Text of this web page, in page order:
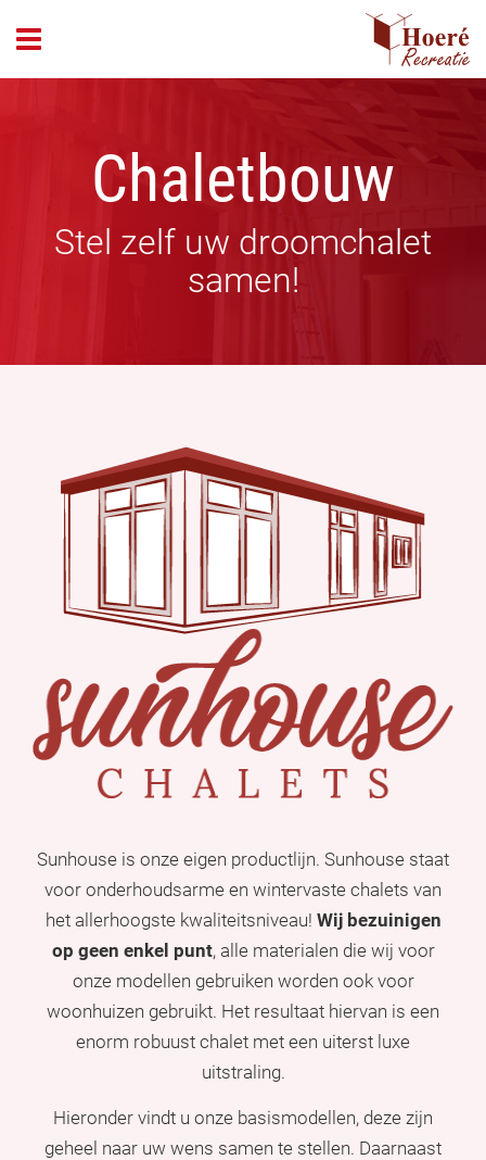
Chaletbouw
Stel zelf uw droomchalet
samen!
Sunhouse is onze eigen productlijn. Sunhouse staat
voor onderhoudsarme en wintervaste chalets van
het allerhoogste kwaliteitsniveau! Wij bezuinigen
op geen enkel punt, alle materialen die wij voor
onze modellen gebruiken worden ook voor
woonhuizen gebruikt. Het resultaat hiervan is een
enorm robuust chalet met een uiterst luxe
uitstraling.
Hieronder vindt u onze basismodellen, deze zijn
geheel naar uw wens samen te stellen. Daarnaast
header_open_menu